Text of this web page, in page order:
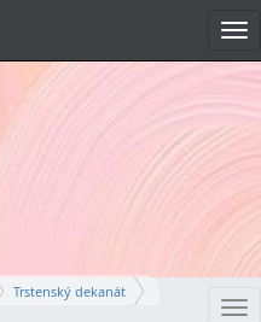
Trstenský dekanát